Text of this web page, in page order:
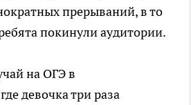
прерываний, в то
покинули аудитории.
на ОГЭ в
девочка три раза